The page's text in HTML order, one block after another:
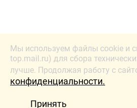
Мы используем файлы cookie и
top.mail.ru) для сбора
лучше. Продолжая работу с
конфиденциальности.
Принять